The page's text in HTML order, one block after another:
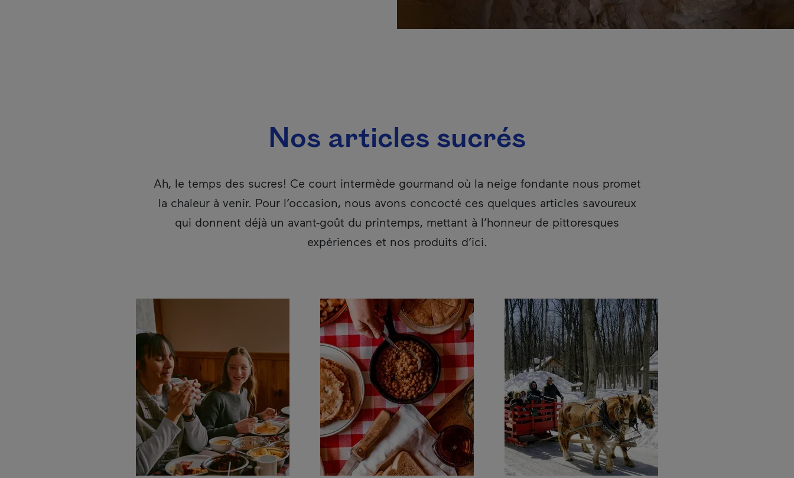
Nos articles sucrés
Ah, le temps des sucres! Ce court intermède gourmand où la neige fondante nous promet
la chaleur à venir. Pour l’occasion, nous avons concocté ces quelques articles savoureux
qui donnent déjà un avant-goût du printemps, mettant à l’honneur de pittoresques
expériences et nos produits d’ici.